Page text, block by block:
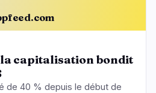
la capitalisation bondit
de 40 % depuis le début de